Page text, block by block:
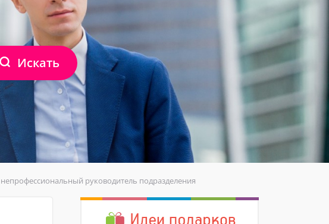
Искать
руководитель подразделения